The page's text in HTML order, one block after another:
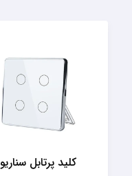
کلید پرتابل سناریو